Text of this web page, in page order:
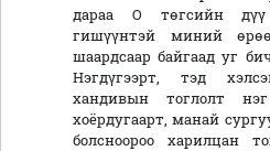
дараа О төгсийн дүү
гишүүнтэй миний
шаардсаар байгаад уг
Нэгдүгээрт, тэд
хандивын тоглолт
хоёрдугаарт, манай
болсноороо харилцан